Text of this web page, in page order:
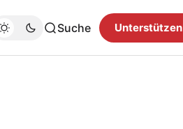
Suche Unterstützen